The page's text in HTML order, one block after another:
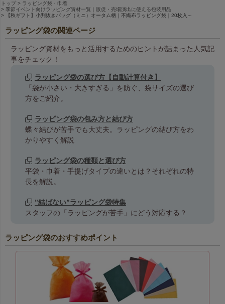
トップ
ラッピング袋・巾着
季節イベント向けラッピング資材一覧｜販促・売場演出に使える包装用品
【秋ギフト】小判抜きバッグ（ミニ）オータム柄｜不織布ラッピング袋｜20枚入～
ラッピング袋の関連ページ
ラッピング資材をもっと活用するためのヒントが詰まった人気記
事をチェック！
ラッピング袋の選び方【自動計算付き】
「袋が小さい・大きすぎる」を防ぐ、袋サイズの選び
方をご紹介。
ラッピング袋の包み方と結び方
蝶々結びが苦手でも大丈夫。ラッピングの結び方をわ
かりやすく解説
ラッピング袋の種類と選び方
平袋・巾着・手提げタイプの違いとは？それぞれの特
長を解説。
”結ばない”ラッピング袋特集
スタッフの「ラッピングが苦手」にどう対応する？
ラッピング袋のおすすめポイント